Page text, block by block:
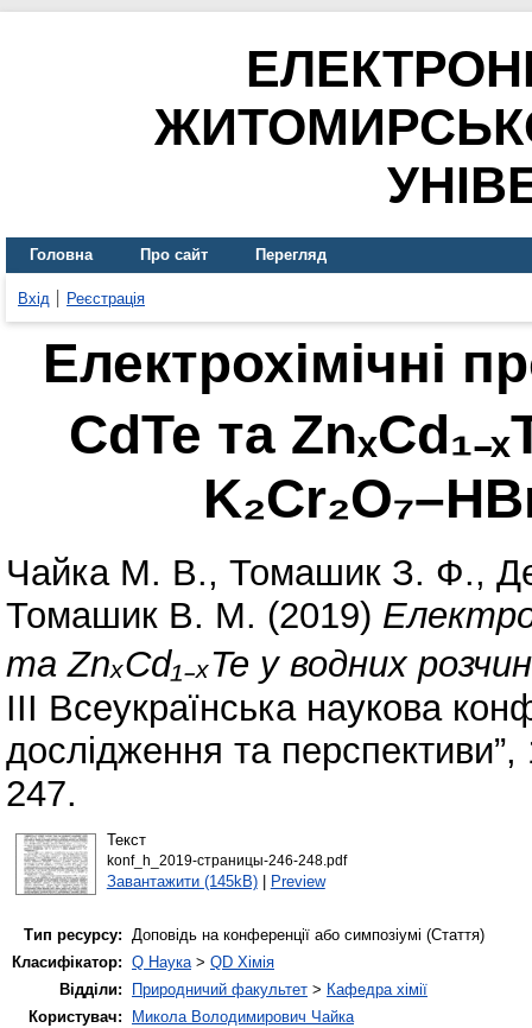
Головна Про сайт Перегляд
Вхід Реєстрація
Електрохімічні
CdTe та
Чайка М. В., Томашик З. Ф.,
Томашик В. М. (2019)
та ZnₓCd₁₋ₓTe у водних
III Всеукраїнська наукова
дослідження та
247.
Текст
konf_h_2019-страницы-246-248.pdf
Завантажити (145kB)| Preview
Тип ресурсу: Доповідь на конференції або симпозіумі (Стаття)
Класифікатор: Q Наука> QD Хімія
Відділи:
Природничий факультет > Кафедра хімії
Користувач:
Микола Володимирович Чайка